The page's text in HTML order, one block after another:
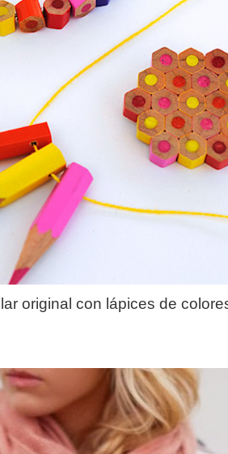
original con lápices de